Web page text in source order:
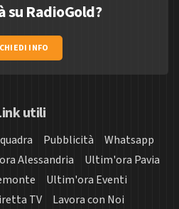
su RadioGold?
INFO
utili
Pubblicità
Whatsapp
Alessandria
Ultim'ora Pavia
Ultim'ora Eventi
TV Lavora con Noi